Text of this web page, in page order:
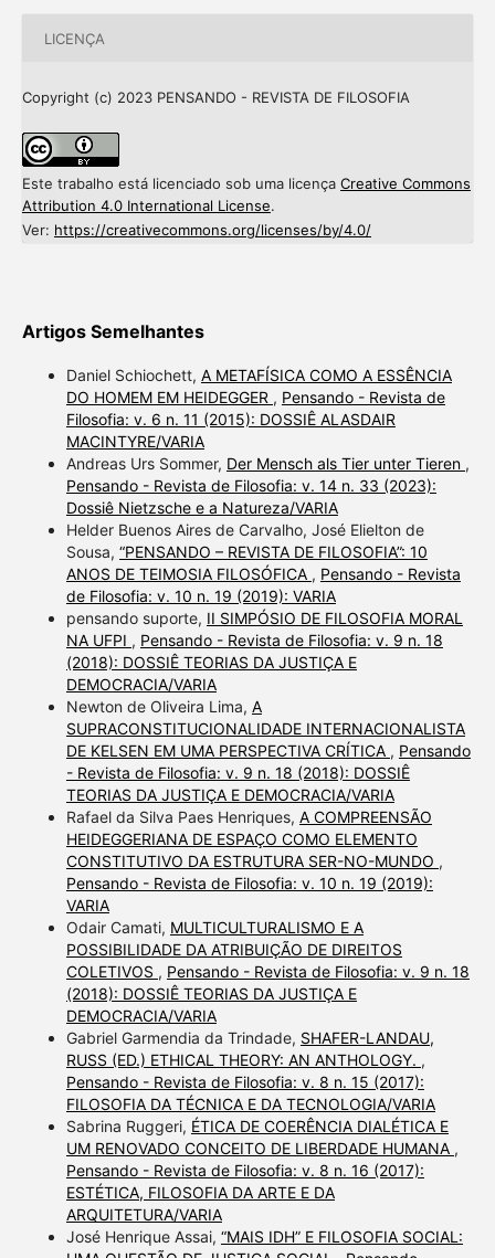
LICENÇA
Copyright (c) 2023 PENSANDO - REVISTA DE FILOSOFIA
Este trabalho está licenciado sob uma licença Creative Commons
Attribution 4.0 International License.
Ver: https://creativecommons.org/licenses/by/4.0/
Artigos Semelhantes
Daniel Schiochett, A METAFÍSICA COMO A ESSÊNCIA
DO HOMEM EM HEIDEGGER , Pensando - Revista de
Filosofia: v. 6 n. 11 (2015): DOSSIÊ ALASDAIR
MACINTYRE/VARIA
Andreas Urs Sommer, Der Mensch als Tier unter Tieren ,
Pensando - Revista de Filosofia: v. 14 n. 33 (2023):
Dossiê Nietzsche e a Natureza/VARIA
Helder Buenos Aires de Carvalho, José Elielton de
Sousa, “PENSANDO – REVISTA DE FILOSOFIA”: 10
ANOS DE TEIMOSIA FILOSÓFICA , Pensando - Revista
de Filosofia: v. 10 n. 19 (2019): VARIA
pensando suporte, II SIMPÓSIO DE FILOSOFIA MORAL
NA UFPI , Pensando - Revista de Filosofia: v. 9 n. 18
(2018): DOSSIÊ TEORIAS DA JUSTIÇA E
DEMOCRACIA/VARIA
Newton de Oliveira Lima, A
SUPRACONSTITUCIONALIDADE INTERNACIONALISTA
DE KELSEN EM UMA PERSPECTIVA CRÍTICA , Pensando
- Revista de Filosofia: v. 9 n. 18 (2018): DOSSIÊ
TEORIAS DA JUSTIÇA E DEMOCRACIA/VARIA
Rafael da Silva Paes Henriques, A COMPREENSÃO
HEIDEGGERIANA DE ESPAÇO COMO ELEMENTO
CONSTITUTIVO DA ESTRUTURA SER-NO-MUNDO ,
Pensando - Revista de Filosofia: v. 10 n. 19 (2019):
VARIA
Odair Camati, MULTICULTURALISMO E A
POSSIBILIDADE DA ATRIBUIÇÃO DE DIREITOS
COLETIVOS , Pensando - Revista de Filosofia: v. 9 n. 18
(2018): DOSSIÊ TEORIAS DA JUSTIÇA E
DEMOCRACIA/VARIA
Gabriel Garmendia da Trindade, SHAFER-LANDAU,
RUSS (ED.) ETHICAL THEORY: AN ANTHOLOGY. ,
Pensando - Revista de Filosofia: v. 8 n. 15 (2017):
FILOSOFIA DA TÉCNICA E DA TECNOLOGIA/VARIA
Sabrina Ruggeri, ÉTICA DE COERÊNCIA DIALÉTICA E
UM RENOVADO CONCEITO DE LIBERDADE HUMANA ,
Pensando - Revista de Filosofia: v. 8 n. 16 (2017):
ESTÉTICA, FILOSOFIA DA ARTE E DA
ARQUITETURA/VARIA
José Henrique Assai, “MAIS IDH” E FILOSOFIA SOCIAL: